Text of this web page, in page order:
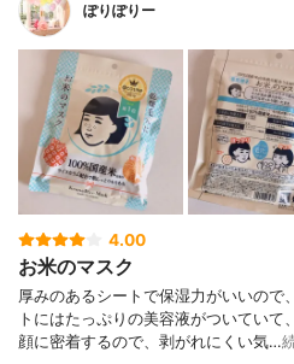
ぽりぽりー
4.00
お米のマスク
厚みのあるシートで保湿力がいいので
トにはたっぷりの美容液がついていて
顔に密着するので、剥がれにくい気…